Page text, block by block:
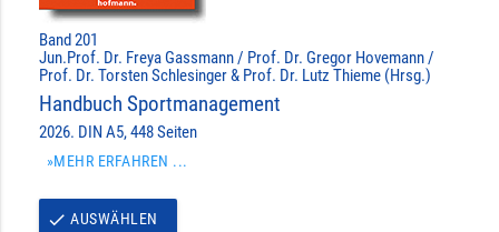
Band 201
Jun.Prof. Dr. Freya Gassmann / Prof. Dr. Gregor Hovemann /
Prof. Dr. Torsten Schlesinger & Prof. Dr. Lutz Thieme (Hrsg.)
Handbuch Sportmanagement
2026. DIN A5, 448 Seiten
»MEHR ERFAHREN ...
done AUSWÄHLEN